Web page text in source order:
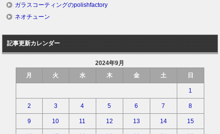
ガラスコーティングのpolishfactory
ネオチューン
記事更新カレンダー
2024年9月
月
火 水 木 金 土 日
1
2 3 4 5 6 7 8
9 10 11 12 13 14 15